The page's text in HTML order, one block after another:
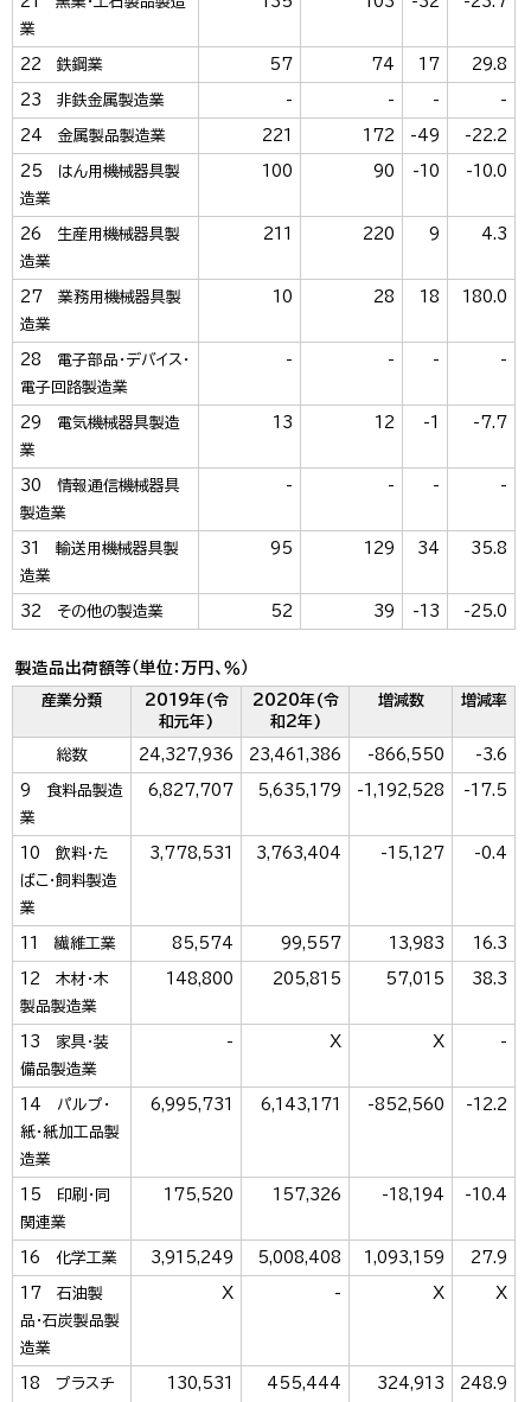
業
22 鉄鋼業 57 74 17 29.8
23 非鉄金属製造業 - - - -
24 金属製品製造業 221 172 -49 -22.2
25 はん用機械器具製
造業
100 90 -10 -10.0
26 生産用機械器具製
造業
211 220 9 4.3
27 業務用機械器具製
造業
10 28 18 180.0
28 電子部品・デバイス・
電子回路製造業
- - - -
29 電気機械器具製造
業
13 12 -1 -7.7
30 情報通信機械器具
製造業
- - - -
31 輸送用機械器具製
造業
95 129 34 35.8
32 その他の製造業 52 39 -13 -25.0
製造品出荷額等（単位：万円、％）
産業分類
2019年(令
和元年)
2020年(令
和2年)
増減数 増減率
総数 24,327,936 23,461,386 -866,550 -3.6
9 食料品製造
業
6,827,707 5,635,179 -1,192,528 -17.5
10 飲料・た
ばこ・飼料製造
業
3,778,531 3,763,404 -15,127 -0.4
11 繊維工業 85,574 99,557 13,983 16.3
12 木材・木
製品製造業
148,800 205,815 57,015 38.3
13 家具・装
備品製造業
- X X -
14 パルプ・
紙・紙加工品製
造業
6,995,731 6,143,171 -852,560 -12.2
15 印刷・同
関連業
175,520 157,326 -18,194 -10.4
16 化学工業 3,915,249 5,008,408 1,093,159 27.9
17 石油製
品・石炭製品製
造業
X - X X
18 プラスチ
130,531 455,444 324,913 248.9